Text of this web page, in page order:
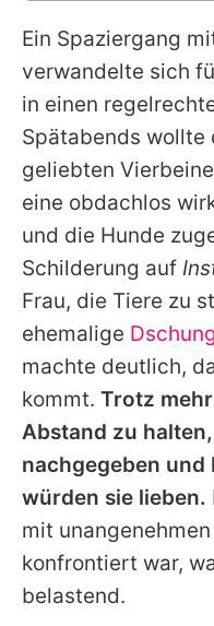
Alle
App
Ein Spaziergang
verwandelte sich
in einen
Spätabends wollte
geliebten
eine obdachlos
und die Hunde
Schilderung auf
Frau, die Tiere zu
ehemalige
machte deutlich,
kommt. Trotz
Abstand zu
nachgegeben und
würden sie lieben.
mit
konfrontiert war,
belastend.